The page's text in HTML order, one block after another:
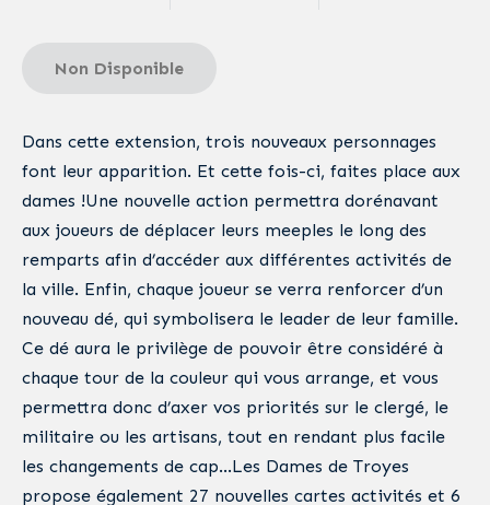
Non Disponible
Dans cette extension, trois nouveaux personnages
font leur apparition. Et cette fois-ci, faites place aux
dames !Une nouvelle action permettra dorénavant
aux joueurs de déplacer leurs meeples le long des
remparts afin d’accéder aux différentes activités de
la ville. Enfin, chaque joueur se verra renforcer d’un
nouveau dé, qui symbolisera le leader de leur famille.
Ce dé aura le privilège de pouvoir être considéré à
chaque tour de la couleur qui vous arrange, et vous
permettra donc d’axer vos priorités sur le clergé, le
militaire ou les artisans, tout en rendant plus facile
les changements de cap…Les Dames de Troyes
propose également 27 nouvelles cartes activités et 6